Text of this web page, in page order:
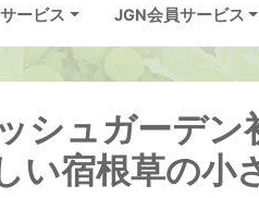
ービス JGN会員サービス
シュガーデン
い宿根草の小